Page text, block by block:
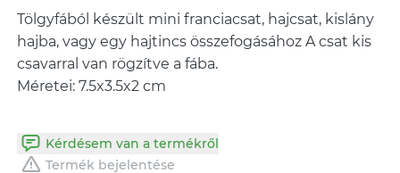
Tölgyfából készült mini franciacsat, hajcsat, kislány
hajba, vagy egy hajtincs összefogásához A csat kis
csavarral van rögzítve a fába.
Méretei: 7.5x3.5x2 cm
Kérdésem van a termékről
Termék bejelentése